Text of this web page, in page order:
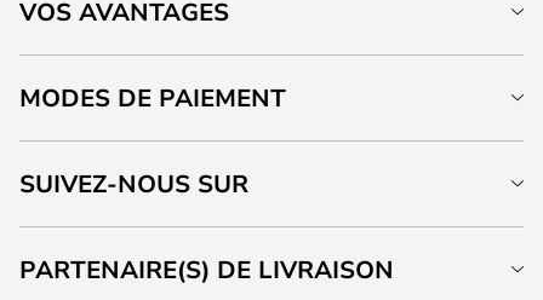
VOS AVANTAGES
MODES DE PAIEMENT
SUIVEZ-NOUS SUR
PARTENAIRE(S) DE LIVRAISON